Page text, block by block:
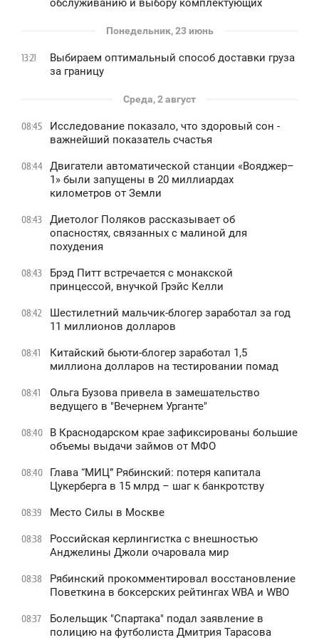
Понедельник, 23 июнь
13:21
Выбираем оптимальный способ доставки груза
за границу
Среда, 2 август
08:45
Исследование показало, что здоровый сон -
важнейший показатель счастья
08:44
Двигатели автоматической станции «Вояджер–
1» были запущены в 20 миллиардах
километров от Земли
08:43
Диетолог Поляков рассказывает об
опасностях, связанных с малиной для
похудения
08:43
Брэд Питт встречается с монакской
принцессой, внучкой Грэйс Келли
08:42
Шестилетний мальчик-блогер заработал за год
11 миллионов долларов
08:41
Китайский бьюти-блогер заработал 1,5
миллиона долларов на тестировании помад
08:41
Ольга Бузова привела в замешательство
ведущего в "Вечернем Урганте"
08:40
В Краснодарском крае зафиксированы большие
объемы выдачи займов от МФО
08:40
Глава “МИЦ” Рябинский: потеря капитала
Цукерберга в 15 млрд – шаг к банкротству
08:39 Место Силы в Москве
08:38
Российская керлингистка с внешностью
Анджелины Джоли очаровала мир
08:38
Рябинский прокомментировал восстановление
Поветкина в боксерских рейтингах WBA и WBO
08:37
Болельщик "Спартака" подал заявление в
полицию на футболиста Дмитрия Тарасова